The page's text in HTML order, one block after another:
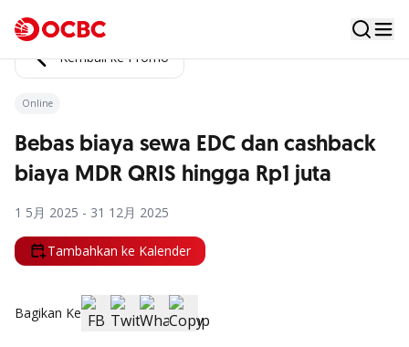
Kembali ke Promo
Online
Bebas biaya sewa EDC dan cashback
biaya MDR QRIS hingga Rp1 juta
1 5月 2025 - 31 12月 2025
Tambahkan ke Kalender
Bagikan Ke